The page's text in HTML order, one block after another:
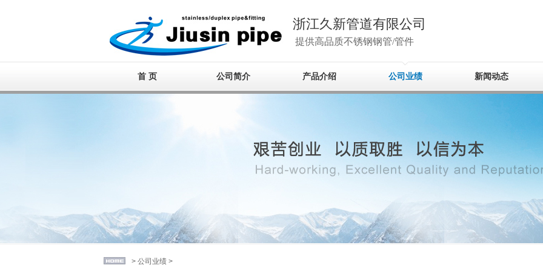
浙江久新管道有限公司
提供高品质不锈钢钢管/管件
首 页 公司简介 产品介绍 公司业绩 新闻动态
> 公司业绩 >